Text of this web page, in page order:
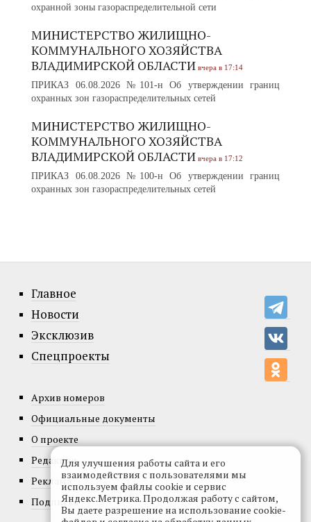
охранной зоны газораспределительной сети
МИНИСТЕРСТВО ЖИЛИЩНО-
КОММУНАЛЬНОГО ХОЗЯЙСТВА
ВЛАДИМИРСКОЙ ОБЛАСТИ вчера в 17:14
ПРИКАЗ 06.08.2026 №101-н Об утверждении границ
охранных зон газораспределительных сетей
МИНИСТЕРСТВО ЖИЛИЩНО-
КОММУНАЛЬНОГО ХОЗЯЙСТВА
ВЛАДИМИРСКОЙ ОБЛАСТИ вчера в 17:12
ПРИКАЗ 06.08.2026 №100-н Об утверждении границ
охранных зон газораспределительных сетей
Главное
Новости
Эксклюзив
Спецпроекты
Архив номеров
Официальные документы
О проекте
Редакция
Реклама
Подписка
Для улучшения работы сайта и его
взаимодействия с пользователями мы
используем файлы cookie и сервис
Яндекс.Метрика. Продолжая работу с сайтом,
Вы даете разрешение на использование cookie-